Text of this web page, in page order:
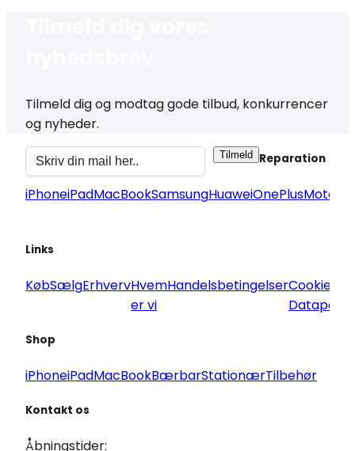
Tilmeld dig og modtag gode tilbud, konkurrencer
og nyheder.
Tilmeld Reparation
iPhoneiPadMacBookSamsungHuaweiOnePlus
Links
KøbSælgErhvervHvem
er vi
HandelsbetingelserCookie og
Shop
iPhoneiPadMacBookBærbarStationærTilbehør
Kontakt os
Åbningstider: